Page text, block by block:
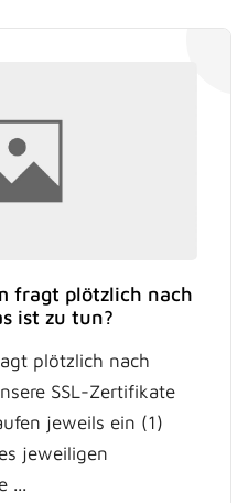
fragt plötzlich nach
ist zu tun?
plötzlich nach
SSL-Zertifikate
jeweils ein (1)
jeweiligen
...